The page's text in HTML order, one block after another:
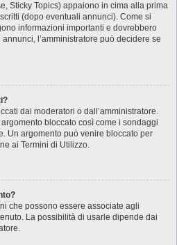
Sticky Topics) appaiono in cima alla prima
(dopo eventuali annunci). Come si
informazioni importanti e dovrebbero
l’amministratore può decidere se
dai moderatori o dall’amministratore.
bloccato così come i sondaggi
Un argomento può venire bloccato per
ai Termini di Utilizzo.
che possono essere associate agli
La possibilità di usarle dipende dai